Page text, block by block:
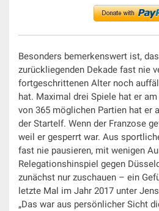
Besonders bemerkenswert ist,
zurückliegenden Dekade fast nie
fortgeschrittenen Alter noch
hat. Maximal drei Spiele hat er
von 365 möglichen Partien hat er
der Startelf. Wenn der Franzose
weil er gesperrt war. Aus
fast nie pausieren, mit wenigen
Relegationshinspiel gegen
zunächst nur zuschauen – ein
letzte Mal im Jahr 2017 unter
„Das war aus persönlicher Sicht